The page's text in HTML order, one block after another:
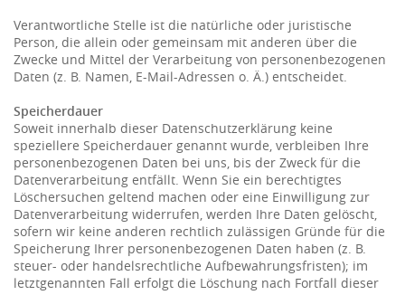
Verantwortliche Stelle ist die natürliche oder juristische
Person, die allein oder gemeinsam mit anderen über die
Zwecke und Mittel der Verarbeitung von personenbezogenen
Daten (z. B. Namen, E-Mail-Adressen o. Ä.) entscheidet.
Speicherdauer
Soweit innerhalb dieser Datenschutzerklärung keine
speziellere Speicherdauer genannt wurde, verbleiben Ihre
personenbezogenen Daten bei uns, bis der Zweck für die
Datenverarbeitung entfällt. Wenn Sie ein berechtigtes
Löschersuchen geltend machen oder eine Einwilligung zur
Datenverarbeitung widerrufen, werden Ihre Daten gelöscht,
sofern wir keine anderen rechtlich zulässigen Gründe für die
Speicherung Ihrer personenbezogenen Daten haben (z. B.
steuer- oder handelsrechtliche Aufbewahrungsfristen); im
letztgenannten Fall erfolgt die Löschung nach Fortfall dieser